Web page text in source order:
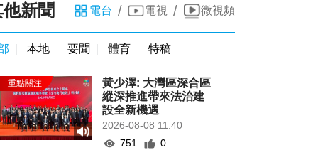
新聞 電台 / 電視 / 微視頻
本地 要聞 體育 特稿
黃少澤: 大灣區深合區
縱深推進帶來法治建
設全新機遇
2026-08-08 11:40
751
0